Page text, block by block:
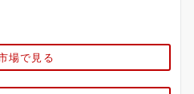
場で見る